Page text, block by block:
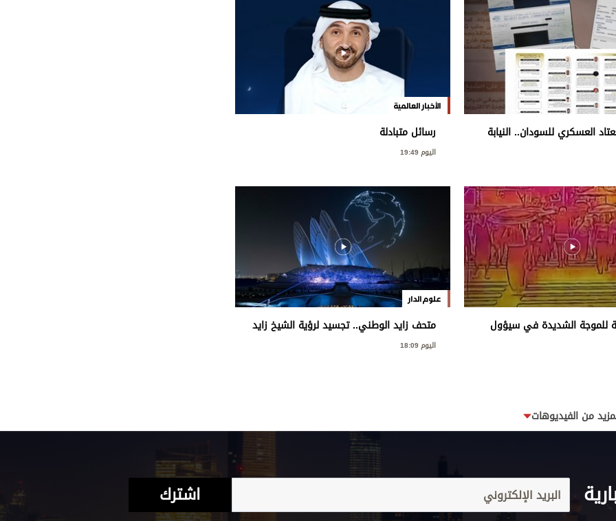
العسكري للسودان.. النيابة
إجرامي استهدف المساس
الأخبار العالمية
رسائل متبادلة
اليوم 19:49
للموجة الشديدة في سيؤول
علوم الدار
متحف زايد الوطني.. تجسيد لرؤية الشيخ زايد
وإرثه الوطني
اليوم 18:09
من الفيديوهات
اشترك